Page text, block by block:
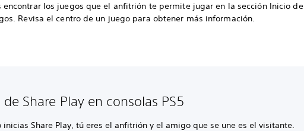
encontrar los juegos que el anfitrión te permite jugar en la sección Inicio de
Revisa el centro de un juego para obtener más información.
Share Play en consolas PS5
inicias Share Play, tú eres el anfitrión y el amigo que se une es el visitante.